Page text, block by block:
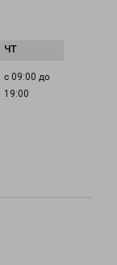
с 09:00 до
19:00